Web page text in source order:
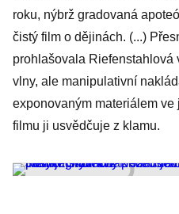
roku, nýbrž gradovaná
čistý film o dějinách. (...)
prohlašovala Riefenstahlová
vlny, ale manipulativní
exponovaným materiálem
filmu ji usvědčuje z klamu.